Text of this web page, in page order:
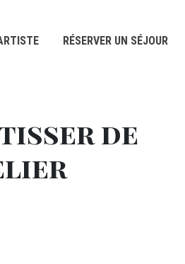
RÉSERVER UN SÉJOUR
de